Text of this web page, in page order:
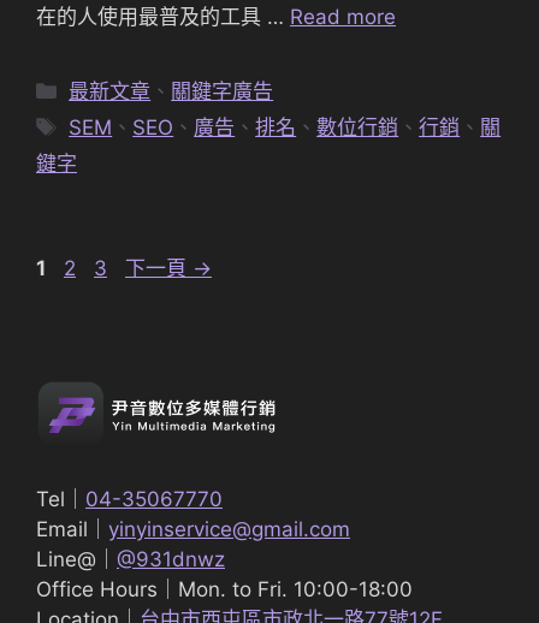
在的人使用最普及的工具 … Read more
分
類
最新文章 、 關鍵字廣告
標
籤
SEM 、 SEO 、 廣告 、排名 、數位行銷 、行銷 、 關
鍵字
頁
1
頁
2
頁
3 下一頁 →
Tel｜ 04-35067770
Email｜ yinyinservice@gmail.com
Line@｜ @931dnwz
Office Hours｜Mon. to Fri. 10:00-18:00